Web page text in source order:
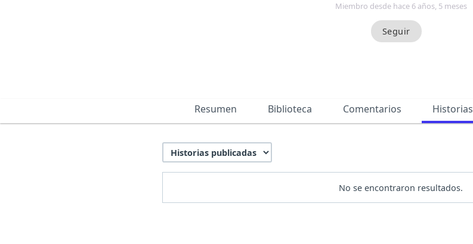
Miembro desde hace 6 años, 5 meses
Resumen Biblioteca Comentarios Historias
No se encontraron resultados.